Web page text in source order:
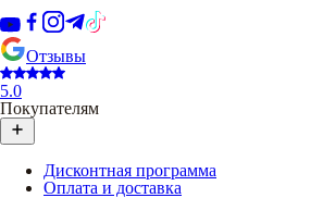
Отзывы
5.0
Покупателям
Дисконтная программа
Оплата и доставка